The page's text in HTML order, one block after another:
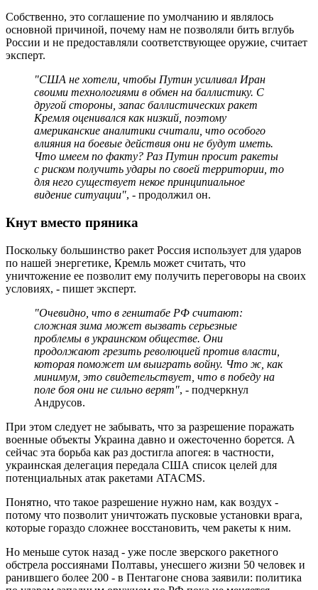
Собственно, это соглашение по умолчанию и являлось
основной причиной, почему нам не позволяли бить вглубь
России и не предоставляли соответствующее оружие, считает
эксперт.
"США не хотели, чтобы Путин усиливал Иран
своими технологиями в обмен на баллистику. С
другой стороны, запас баллистических ракет
Кремля оценивался как низкий, поэтому
американские аналитики считали, что особого
влияния на боевые действия они не будут иметь.
Что имеем по факту? Раз Путин просит ракеты
с риском получить удары по своей территории, то
для него существует некое принципиальное
видение ситуации", - продолжил он.
Кнут вместо пряника
Поскольку большинство ракет Россия использует для ударов
по нашей энергетике, Кремль может считать, что
уничтожение ее позволит ему получить переговоры на своих
условиях, - пишет эксперт.
"Очевидно, что в генштабе РФ считают:
сложная зима может вызвать серьезные
проблемы в украинском обществе. Они
продолжают грезить революцией против власти,
которая поможет им выиграть войну. Что ж, как
минимум, это свидетельствует, что в победу на
поле боя они не сильно верят", - подчеркнул
Андрусов.
При этом следует не забывать, что за разрешение поражать
военные объекты Украина давно и ожесточенно борется. А
сейчас эта борьба как раз достигла апогея: в частности,
украинская делегация передала США список целей для
потенциальных атак ракетами ATACMS.
Понятно, что такое разрешение нужно нам, как воздух -
потому что позволит уничтожать пусковые установки врага,
которые гораздо сложнее восстановить, чем ракеты к ним.
Но меньше суток назад - уже после зверского ракетного
обстрела россиянами Полтавы, унесшего жизни 50 человек и
ранившего более 200 - в Пентагоне снова заявили: политика